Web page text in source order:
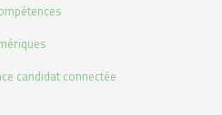
candidat connectée